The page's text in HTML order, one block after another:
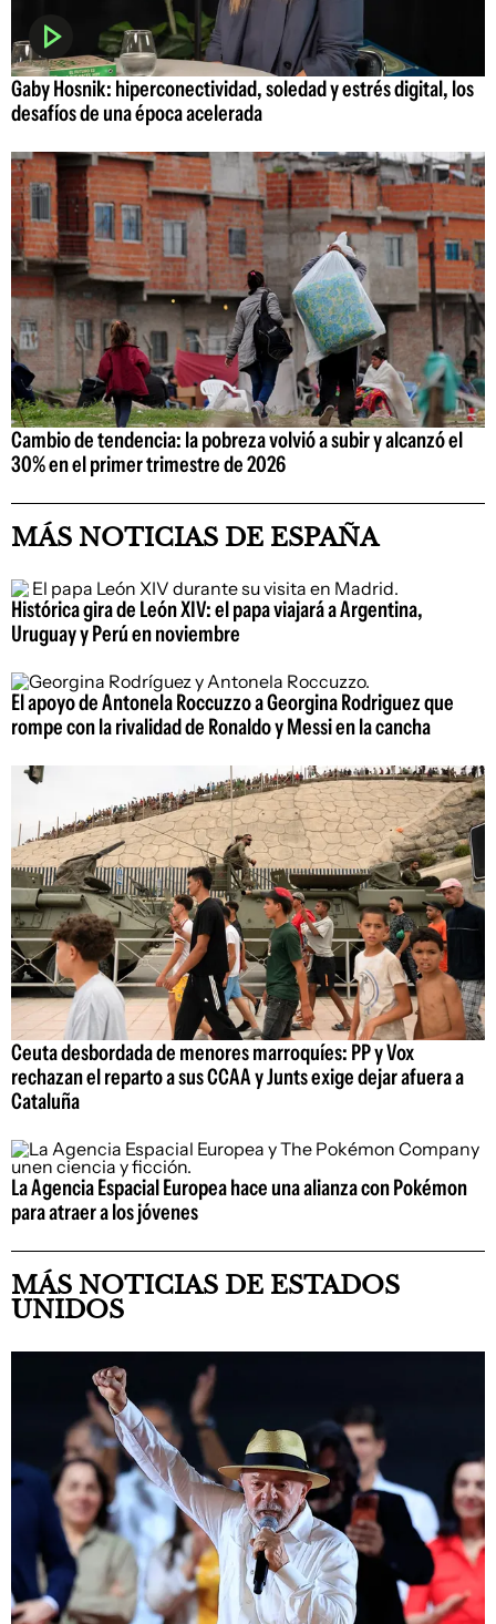
Gaby Hosnik: hiperconectividad, soledad y estrés digital, los
desafíos de una época acelerada
Cambio de tendencia: la pobreza volvió a subir y alcanzó el
30% en el primer trimestre de 2026
MÁS NOTICIAS DE ESPAÑA
Histórica gira de León XIV: el papa viajará a Argentina,
Uruguay y Perú en noviembre
El apoyo de Antonela Roccuzzo a Georgina Rodriguez que
rompe con la rivalidad de Ronaldo y Messi en la cancha
Ceuta desbordada de menores marroquíes: PP y Vox
rechazan el reparto a sus CCAA y Junts exige dejar afuera a
Cataluña
La Agencia Espacial Europea hace una alianza con Pokémon
para atraer a los jóvenes
MÁS NOTICIAS DE ESTADOS
UNIDOS